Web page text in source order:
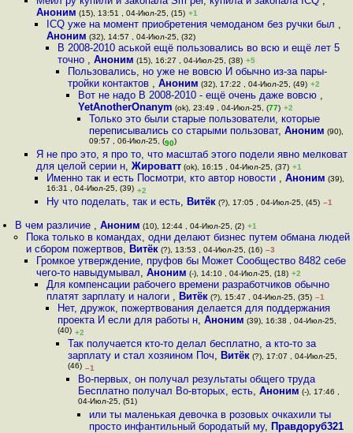
Аноним (15), 13:51 , 04-Июл-25, (15) +1
ICQ уже на момент приобретения чемоданом без ручки был ,
Аноним (32), 14:57 , 04-Июл-25, (32)
В 2008-2010 аськой ещё пользовались во всю и ещё лет 5
точно , Аноним (15), 16:27 , 04-Июл-25, (38) +5
Пользовались, но уже не вовсю И обычно из-за пары-
тройки контактов , Аноним (32), 17:22 , 04-Июл-25, (49) +2
Вот не надо В 2008-2010 - ещё очень даже вовсю ,
YetAnotherOnanym (ok), 23:49 , 04-Июл-25, (77) +2
Только это были старые пользователи, которые
переписывались со старыми пользоват, Аноним (90),
09:57 , 06-Июл-25, (90)
Я не про это, я про то, что масштаб этого подели явно мелковат
для целой серии н, Жироватт(ok), 16:15 , 04-Июл-25, (37) +1
Именно так и есть Посмотри, кто автор новости ,Аноним (39),
16:31 , 04-Июл-25, (39) +2
Ну что поделать, так и есть, Витёк (?), 17:05 , 04-Июл-25, (45) –1
В чем различие ,Аноним (10), 12:44 , 04-Июл-25, (2) +1
Пока только в командах, одни делают бизнес путем обмана людей
и сбором пожертвов, Витёк(?), 13:53 , 04-Июл-25, (16) –3
Громкое утверждение, пруфов бы Может Сообщество 8482 себе
чего-то навыдумывал, Аноним (-), 14:10 , 04-Июл-25, (18) +2
Для компенсации рабочего времени разработчиков обычно
платят зарплату и налоги , Витёк (?), 15:47 , 04-Июл-25, (35) –1
Нет, дружок, пожертвования делается для поддержания
проекта И если для работы н, Аноним (39), 16:38 , 04-Июл-25,
(40) +2
Так получается кто-то делал бесплатно, а кто-то за
зарплату и стал хозяином Поч, Витёк(?), 17:07 , 04-Июл-25,
(46) –1
Во-первых, он получал результаты общего труда
Бесплатно получал Во-вторых, есть,Аноним (-), 17:46 ,
04-Июл-25, (51)
или ты маленькая девочка в розовых очкахили ты
просто инфантильный бородатый му, Правдоруб321